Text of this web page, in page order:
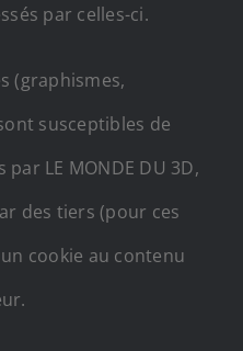
par celles-ci.
(graphismes,
susceptibles de
LE MONDE DU 3D,
des tiers (pour ces
cookie au contenu